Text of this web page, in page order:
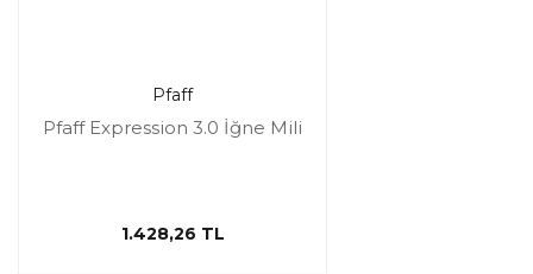
Pfaff
Pfaff Expression 3.0 İğne Mili
1.428,26 TL